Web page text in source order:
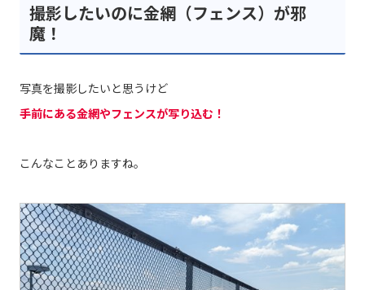
撮影したいのに金網（フェンス）が邪
魔！
写真を撮影したいと思うけど
手前にある金網やフェンスが写り込む ！
こんなことありますね。